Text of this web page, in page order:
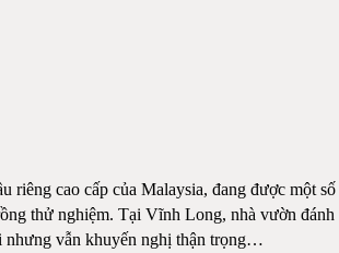
riêng cao cấp của Malaysia, đang được một số
thử nghiệm. Tại Vĩnh Long, nhà vườn đánh
nhưng vẫn khuyến nghị thận trọng…